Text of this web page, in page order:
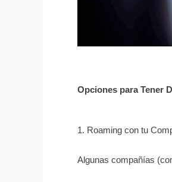
Opciones para Tener
1. Roaming con tu
Algunas compañías